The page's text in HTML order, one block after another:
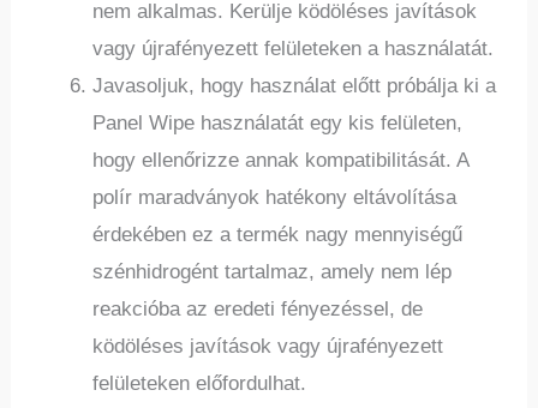
nem alkalmas. Kerülje ködöléses javítások
vagy újrafényezett felületeken a használatát.
Javasoljuk, hogy használat előtt próbálja ki a
Panel Wipe használatát egy kis felületen,
hogy ellenőrizze annak kompatibilitását. A
polír maradványok hatékony eltávolítása
érdekében ez a termék nagy mennyiségű
szénhidrogént tartalmaz, amely nem lép
reakcióba az eredeti fényezéssel, de
ködöléses javítások vagy újrafényezett
felületeken előfordulhat.